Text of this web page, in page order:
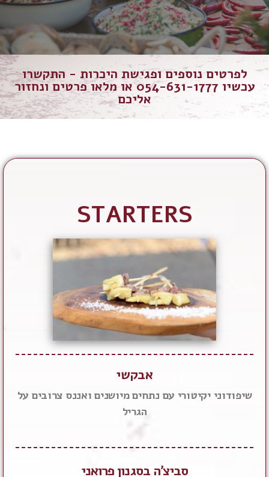
לפרטים נוספים ופגישת היכרות - התקשרו
עכשיו 054-631-1777 או מלאו פרטים ונחזור
אליכם
STARTERS
אבקשי
שיפודוני יקיטורי עם נתחים מיושנים ואננס צרובים על
הגריל
סביצ'ה בסגנון פרואני